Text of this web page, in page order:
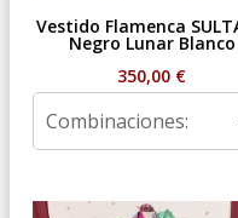
Vestido Flamenca
Negro Lunar Blanco
350,00 €
Combinaciones: